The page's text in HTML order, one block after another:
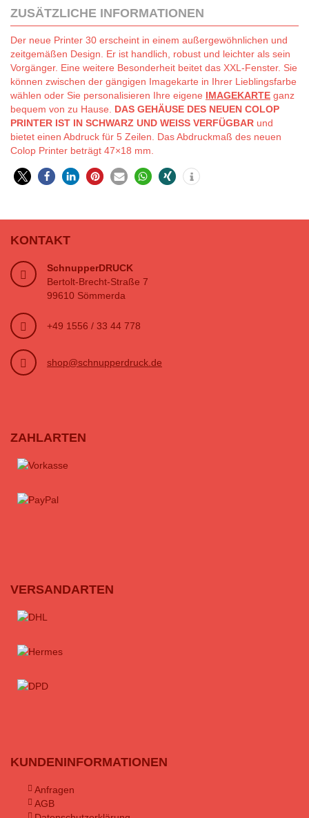
ZUSÄTZLICHE INFORMATIONEN
Der neue Printer 30 erscheint in einem außergewöhnlichen und
zeitgemäßen Design. Er ist handlich, robust und leichter als sein
Vorgänger. Eine weitere Besonderheit beitet das XXL-Fenster. Sie
können zwischen der gängigen Imagekarte in Ihrer Lieblingsfarbe
wählen oder Sie personalisieren Ihre eigene IMAGEKARTE ganz
bequem von zu Hause. DAS GEHÄUSE DES NEUEN COLOP
PRINTER IST IN SCHWARZ UND WEISS VERFÜGBAR
und
bietet einen Abdruck für 5 Zeilen. Das Abdruckmaß des neuen
Colop Printer beträgt 47×18 mm.
KONTAKT
SchnupperDRUCK
Bertolt-Brecht-Straße 7
99610 Sömmerda
+49 1556 / 33 44 778
shop@schnupperdruck.de
ZAHLARTEN
VERSANDARTEN
KUNDENINFORMATIONEN
Anfragen
AGB